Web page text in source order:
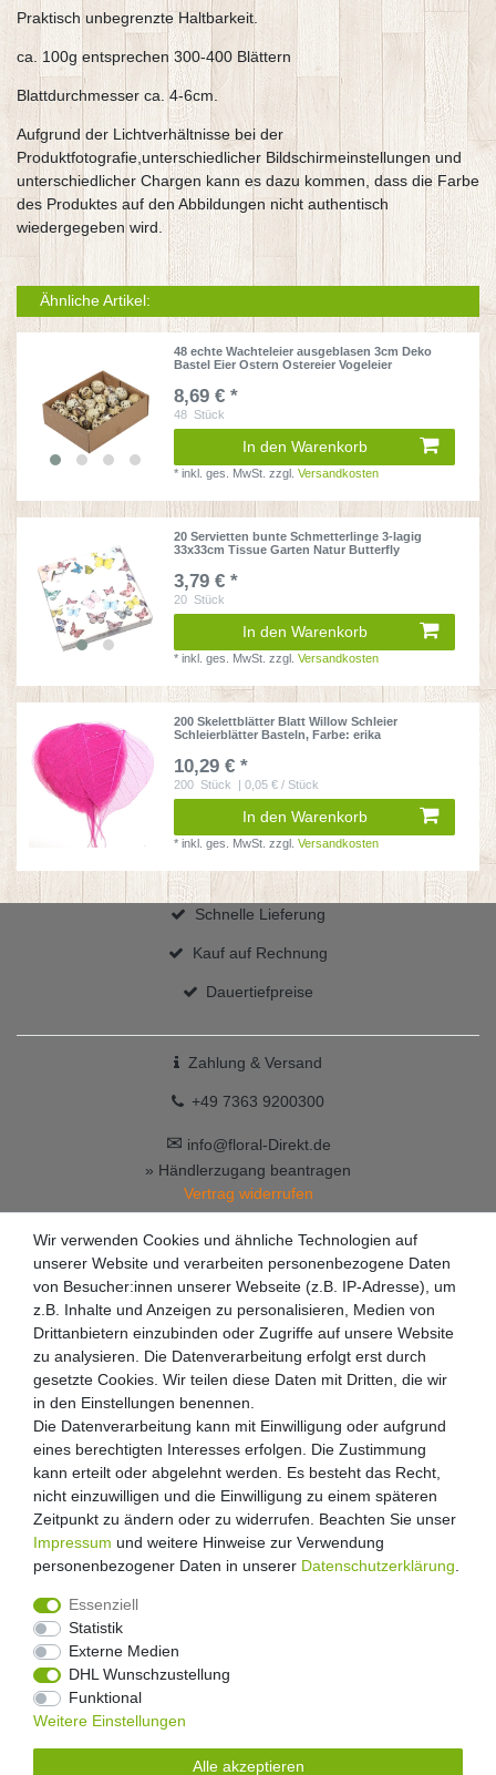
Praktisch unbegrenzte Haltbarkeit.
ca. 100g entsprechen 300-400 Blättern
Blattdurchmesser ca. 4-6cm.
Aufgrund der Lichtverhältnisse bei der
Produktfotografie,unterschiedlicher Bildschirmeinstellungen und
unterschiedlicher Chargen kann es dazu kommen, dass die Farbe
des Produktes auf den Abbildungen nicht authentisch
wiedergegeben wird.
Ähnliche Artikel:
48 echte Wachteleier ausgeblasen 3cm Deko
Bastel Eier Ostern Ostereier Vogeleier
8,69 € *
48 Stück
In den Warenkorb
*inkl. ges. MwSt. zzgl.Versandkosten
20 Servietten bunte Schmetterlinge 3-lagig
33x33cm Tissue Garten Natur Butterfly
3,79 € *
20 Stück
In den Warenkorb
*inkl. ges. MwSt. zzgl.Versandkosten
200 Skelettblätter Blatt Willow Schleier
Schleierblätter Basteln, Farbe: erika
10,29 € *
200 Stück | 0,05 € / Stück
In den Warenkorb
*inkl. ges. MwSt. zzgl.Versandkosten
Schnelle Lieferung
Kauf auf Rechnung
Dauertiefpreise
Zahlung & Versand
+49 7363 9200300
✉ info@floral-Direkt.de
» Händlerzugang beantragen
Vertrag widerrufen
Widerrufs­recht Widerrufs­formular
Daten­schutz­erklärung
Wir verwenden Cookies und ähnliche Technologien auf
unserer Website und verarbeiten personenbezogene Daten
von Besucher:innen unserer Webseite (z.B. IP-Adresse), um
z.B. Inhalte und Anzeigen zu personalisieren, Medien von
Drittanbietern einzubinden oder Zugriffe auf unsere Website
zu analysieren. Die Datenverarbeitung erfolgt erst durch
gesetzte Cookies. Wir teilen diese Daten mit Dritten, die wir
in den Einstellungen benennen.
Die Datenverarbeitung kann mit Einwilligung oder aufgrund
eines berechtigten Interesses erfolgen. Die Zustimmung
kann erteilt oder abgelehnt werden. Es besteht das Recht,
nicht einzuwilligen und die Einwilligung zu einem späteren
Zeitpunkt zu ändern oder zu widerrufen. Beachten Sie unser
Impressum und weitere Hinweise zur Verwendung
personenbezogener Daten in unserer Daten­schutz­erklärung
Essenziell
Statistik
Externe Medien
DHL Wunschzustellung
Funktional
Weitere Einstellungen
Alle akzeptieren